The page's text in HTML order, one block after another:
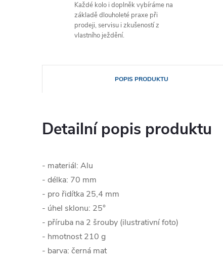
Každé kolo i doplněk vybíráme na
základě dlouholeté praxe při
prodeji, servisu i zkušeností z
vlastního ježdění.
POPIS PRODUKTU
Detailní popis produktu
- materiál: Alu
- délka: 70 mm
- pro řidítka 25,4 mm
- úhel sklonu: 25°
- příruba na 2 šrouby (ilustrativní foto)
- hmotnost 210 g
- barva: černá mat